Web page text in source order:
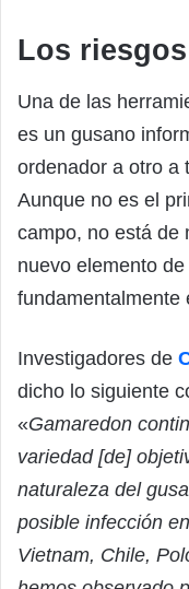
Los
Una de las
es un gusano
ordenador a otro a
Aunque no es el
campo, no está de
nuevo elemento
fundamentalmente
Investigadores de
dicho lo siguiente
«Gamaredon
variedad [de]
naturaleza del
posible infección
Vietnam, Chile,